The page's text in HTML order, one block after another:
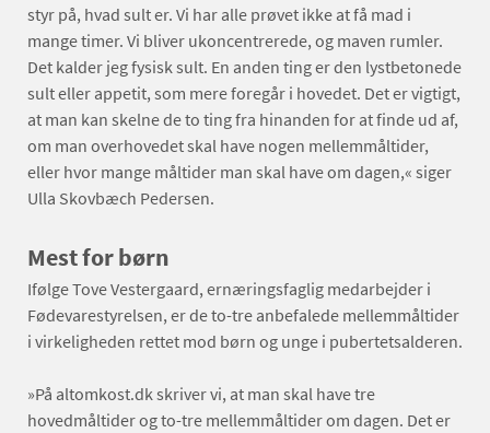
styr på, hvad sult er. Vi har alle prøvet ikke at få mad i
mange timer. Vi bliver ukoncentrerede, og maven rumler.
Det kalder jeg fysisk sult. En anden ting er den lystbetonede
sult eller appetit, som mere foregår i hovedet. Det er vigtigt,
at man kan skelne de to ting fra hinanden for at finde ud af,
om man overhovedet skal have nogen mellemmåltider,
eller hvor mange måltider man skal have om dagen,« siger
Ulla Skovbæch Pedersen.
Mest for børn
Ifølge Tove Vestergaard, ernæringsfaglig medarbejder i
Fødevarestyrelsen, er de to-tre anbefalede mellemmåltider
i virkeligheden rettet mod børn og unge i pubertetsalderen.
»På altomkost.dk skriver vi, at man skal have tre
hovedmåltider og to-tre mellemmåltider om dagen. Det er